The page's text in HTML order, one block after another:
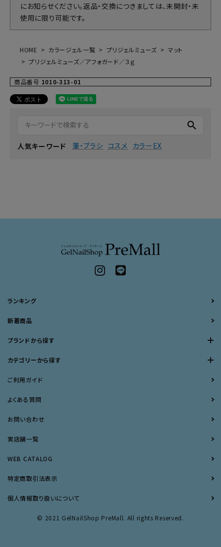
にお知らせください。返品・交換につきましては、未開封・未
使用に限り可能です。
HOME カラージェル一覧 プリジェルミューズ
マット
プリジェルミューズ／アフォガード／３ｇ
商品番号 1010-313-01
search
人気キーワード 筆・ブラシ コスメ カラーEX
ランキング
新着商品
ブランドから探す
カテゴリーから探す
ご利用ガイド
よくある質問
お問い合わせ
実店舗一覧
WEB CATALOG
特定商取引法表示
個人情報取り扱いについて
© 2021 GelNailShop PreMall. All rights Reserved.